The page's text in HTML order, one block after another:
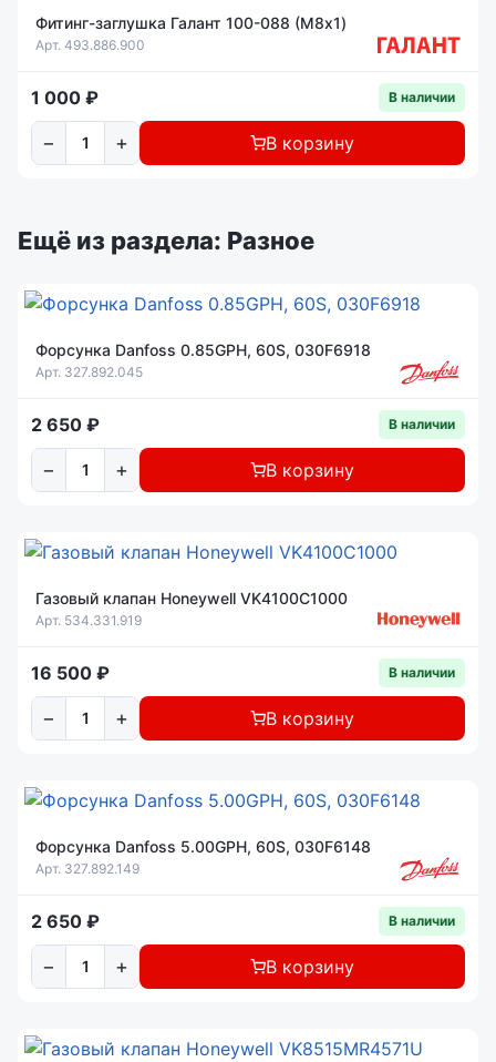
Фитинг-заглушка Галант 100-088 (М8x1)
Арт. 493.886.900
1 000 ₽ В наличии
− + В корзину
Ещё из раздела: Разное
Форсунка Danfoss 0.85GPH, 60S, 030F6918
Арт. 327.892.045
2 650 ₽ В наличии
− + В корзину
Газовый клапан Honeywell VK4100C1000
Арт. 534.331.919
16 500 ₽ В наличии
− + В корзину
Форсунка Danfoss 5.00GPH, 60S, 030F6148
Арт. 327.892.149
2 650 ₽ В наличии
− + В корзину